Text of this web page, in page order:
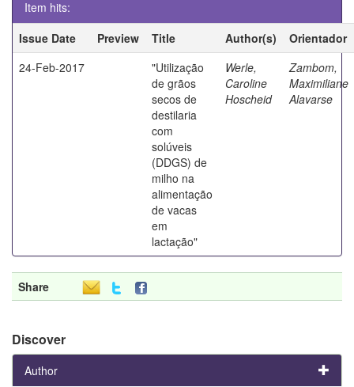
Item hits:
Issue Date
Preview Title Author(s)
Orientador
24-Feb-2017
"Utilização
de grãos
secos de
destilaria
com
solúveis
(DDGS) de
milho na
alimentação
de vacas
em
lactação"
Werle,
Caroline
Hoscheid
Zambom,
Maximiliane
Alavarse
Share
Discover
Author